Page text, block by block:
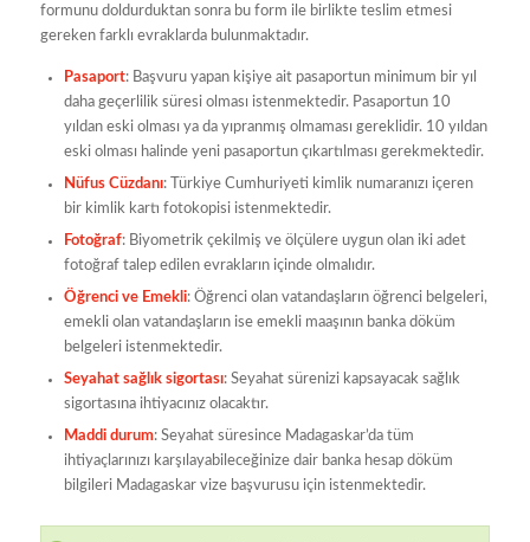
formunu doldurduktan sonra bu form ile birlikte teslim etmesi
gereken farklı evraklarda bulunmaktadır.
Pasaport: Başvuru yapan kişiye ait pasaportun minimum bir yıl
daha geçerlilik süresi olması istenmektedir. Pasaportun 10
yıldan eski olması ya da yıpranmış olmaması gereklidir. 10 yıldan
eski olması halinde yeni pasaportun çıkartılması gerekmektedir.
Nüfus Cüzdanı: Türkiye Cumhuriyeti kimlik numaranızı içeren
bir kimlik kartı fotokopisi istenmektedir.
Fotoğraf: Biyometrik çekilmiş ve ölçülere uygun olan iki adet
fotoğraf talep edilen evrakların içinde olmalıdır.
Öğrenci ve Emekli: Öğrenci olan vatandaşların öğrenci belgeleri,
emekli olan vatandaşların ise emekli maaşının banka döküm
belgeleri istenmektedir.
Seyahat sağlık sigortası: Seyahat sürenizi kapsayacak sağlık
sigortasına ihtiyacınız olacaktır.
Maddi durum: Seyahat süresince Madagaskar’da tüm
ihtiyaçlarınızı karşılayabileceğinize dair banka hesap döküm
bilgileri Madagaskar vize başvurusu için istenmektedir.